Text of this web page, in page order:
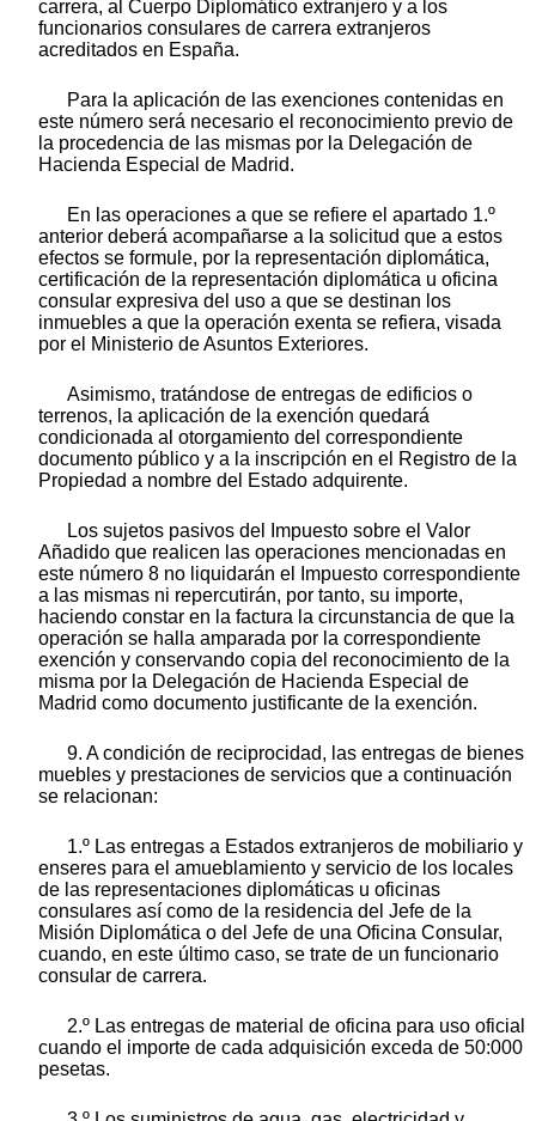
carrera, al Cuerpo Diplomático extranjero y a los
funcionarios consulares de carrera extranjeros
acreditados en España.
Para la aplicación de las exenciones contenidas en
este número será necesario el reconocimiento previo de
la procedencia de las mismas por la Delegación de
Hacienda Especial de Madrid.
En las operaciones a que se refiere el apartado 1.º
anterior deberá acompañarse a la solicitud que a estos
efectos se formule, por la representación diplomática,
certificación de la representación diplomática u oficina
consular expresiva del uso a que se destinan los
inmuebles a que la operación exenta se refiera, visada
por el Ministerio de Asuntos Exteriores.
Asimismo, tratándose de entregas de edificios o
terrenos, la aplicación de la exención quedará
condicionada al otorgamiento del correspondiente
documento público y a la inscripción en el Registro de la
Propiedad a nombre del Estado adquirente.
Los sujetos pasivos del Impuesto sobre el Valor
Añadido que realicen las operaciones mencionadas en
este número 8 no liquidarán el Impuesto correspondiente
a las mismas ni repercutirán, por tanto, su importe,
haciendo constar en la factura la circunstancia de que la
operación se halla amparada por la correspondiente
exención y conservando copia del reconocimiento de la
misma por la Delegación de Hacienda Especial de
Madrid como documento justificante de la exención.
9. A condición de reciprocidad, las entregas de bienes
muebles y prestaciones de servicios que a continuación
se relacionan:
1.º Las entregas a Estados extranjeros de mobiliario y
enseres para el amueblamiento y servicio de los locales
de las representaciones diplomáticas u oficinas
consulares así como de la residencia del Jefe de la
Misión Diplomática o del Jefe de una Oficina Consular,
cuando, en este último caso, se trate de un funcionario
consular de carrera.
2.º Las entregas de material de oficina para uso oficial
cuando el importe de cada adquisición exceda de 50:000
pesetas.